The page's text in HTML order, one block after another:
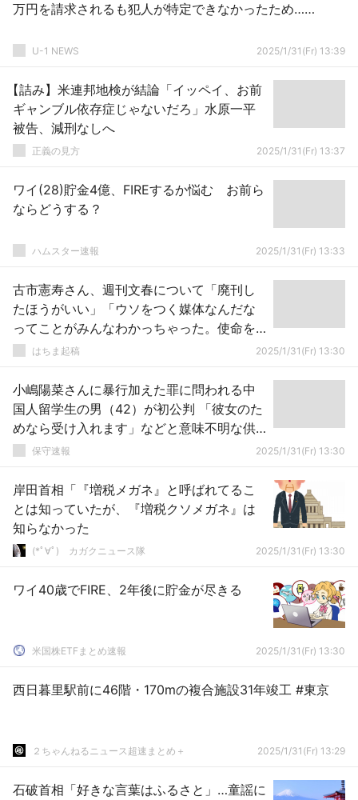
万円を請求されるも犯人が特定できなかったため……
U-1 NEWS 2025/1/31(Fr) 13:39
【詰み】米連邦地検が結論「イッペイ、お前
ギャンブル依存症じゃないだろ」水原一平
被告、減刑なしへ
正義の見方 2025/1/31(Fr) 13:37
ワイ(28)貯金4億、FIREするか悩む お前ら
ならどうする？
ハムスター速報 2025/1/31(Fr) 13:33
古市憲寿さん、週刊文春について「廃刊し
たほうがいい」「ウソをつく媒体なんだな
ってことがみんなわかっちゃった。使命を
終えた」
はちま起稿 2025/1/31(Fr) 13:30
小嶋陽菜さんに暴行加えた罪に問われる中
国人留学生の男（42）が初公判 「彼女のた
めなら受け入れます」などと意味不明な供
述（FNN）
保守速報 2025/1/31(Fr) 13:30
岸田首相「『増税メガネ』と呼ばれてるこ
とは知っていたが、『増税クソメガネ』は
知らなかった
(*ﾟ∀ﾟ)ゞカガクニュース隊 2025/1/31(Fr) 13:30
ワイ40歳でFIRE、2年後に貯金が尽きる
米国株ETFまとめ速報 2025/1/31(Fr) 13:30
西日暮里駅前に46階・170mの複合施設31年竣工 #東京
２ちゃんねるニュース超速まとめ＋ 2025/1/31(Fr) 13:29
石破首相「好きな言葉はふるさと」…童謡に